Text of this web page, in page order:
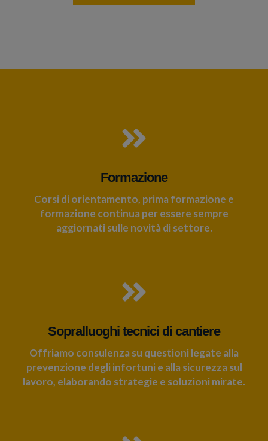
Formazione
Corsi di orientamento, prima formazione e
formazione continua per essere sempre
aggiornati sulle novità di settore.
Sopralluoghi tecnici di cantiere
Offriamo consulenza su questioni legate alla
prevenzione degli infortuni e alla sicurezza sul
lavoro, elaborando strategie e soluzioni mirate.